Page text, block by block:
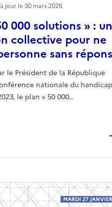
000 solutions » :
collective pour ne
sans
le Président de la République
nationale du handicap
le plan « 50 000…
jour le30 mars 2026